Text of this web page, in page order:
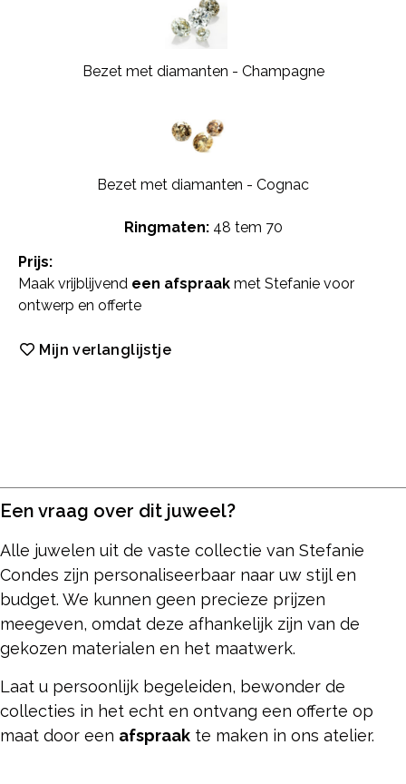
Bezet met diamanten - Champagne
Bezet met diamanten - Cognac
Ringmaten: 48 tem 70
Prijs:
Maak vrijblijvend een afspraak met Stefanie voor
ontwerp en offerte
Mijn verlanglijstje
Een vraag over dit juweel?
Alle juwelen uit de vaste collectie van Stefanie
Condes zijn personaliseerbaar naar uw stijl en
budget. We kunnen geen precieze prijzen
meegeven, omdat deze afhankelijk zijn van de
gekozen materialen en het maatwerk.
Laat u persoonlijk begeleiden, bewonder de
collecties in het echt en ontvang een offerte op
maat door een afspraak te maken in ons atelier.